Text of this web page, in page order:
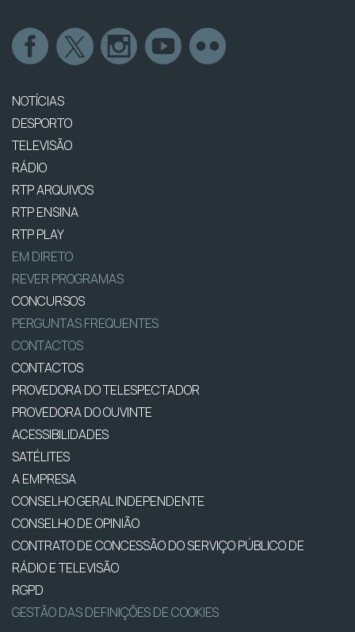
NOTÍCIAS
DESPORTO
TELEVISÃO
RÁDIO
RTP ARQUIVOS
RTP ENSINA
RTP PLAY
EM DIRETO
REVER PROGRAMAS
CONCURSOS
PERGUNTAS FREQUENTES
CONTACTOS
CONTACTOS
PROVEDORA DO TELESPECTADOR
PROVEDORA DO OUVINTE
ACESSIBILIDADES
SATÉLITES
A EMPRESA
CONSELHO GERAL INDEPENDENTE
CONSELHO DE OPINIÃO
CONTRATO DE CONCESSÃO DO SERVIÇO PÚBLICO DE
RÁDIO E TELEVISÃO
RGPD
GESTÃO DAS DEFINIÇÕES DE COOKIES